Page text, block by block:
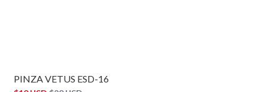
PINZA VETUS ESD-16